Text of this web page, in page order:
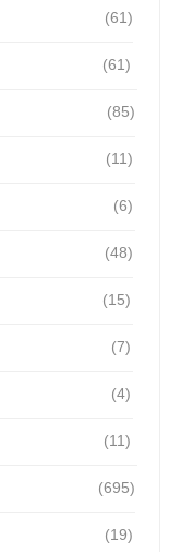
(61)
(61)
(85)
(11)
(6)
(48)
(15)
(7)
(4)
(11)
(695)
(19)